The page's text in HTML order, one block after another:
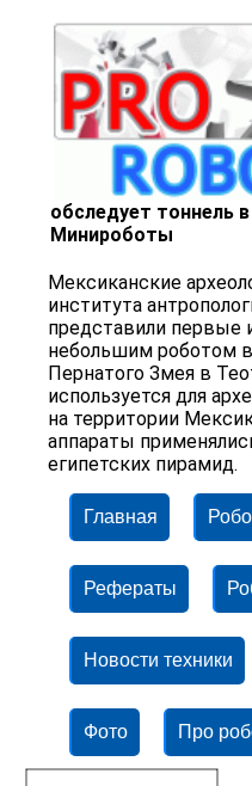
обследует тоннель
Минироботы
Мексиканские
института
представили первые
небольшим роботом
Пернатого Змея в
используется для
на территории
аппараты
египетских пирамид.
Главная
Рефераты
Новости техники
Фото Про